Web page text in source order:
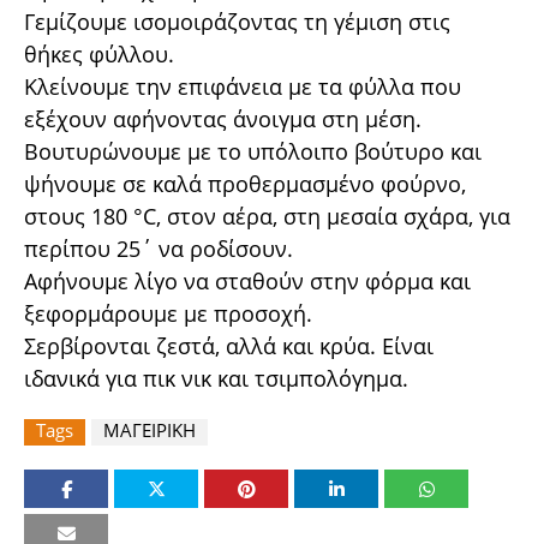
Γεμίζουμε ισομοιράζοντας τη γέμιση στις
θήκες φύλλου.
Κλείνουμε την επιφάνεια με τα φύλλα που
εξέχουν αφήνοντας άνοιγμα στη μέση.
Βουτυρώνουμε με το υπόλοιπο βούτυρο και
ψήνουμε σε καλά προθερμασμένο φούρνο,
στους 180 °C, στον αέρα, στη μεσαία σχάρα, για
περίπου 25΄ να ροδίσουν.
Αφήνουμε λίγο να σταθούν στην φόρμα και
ξεφορμάρουμε με προσοχή.
Σερβίρονται ζεστά, αλλά και κρύα. Είναι
ιδανικά για πικ νικ και τσιμπολόγημα.
Tags ΜΑΓΕΙΡΙΚΗ